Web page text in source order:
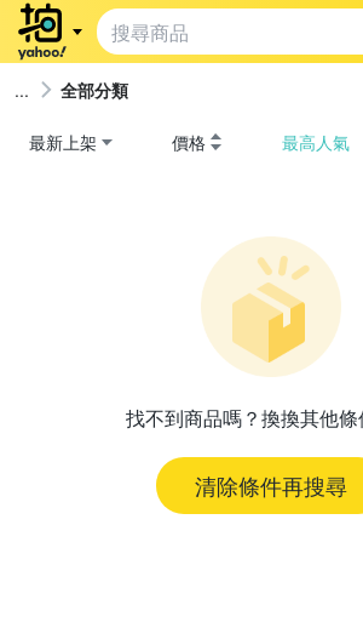
全部分類
最新上架 價格 最高人氣
找不到商品嗎？換換其他條
清除條件再搜尋